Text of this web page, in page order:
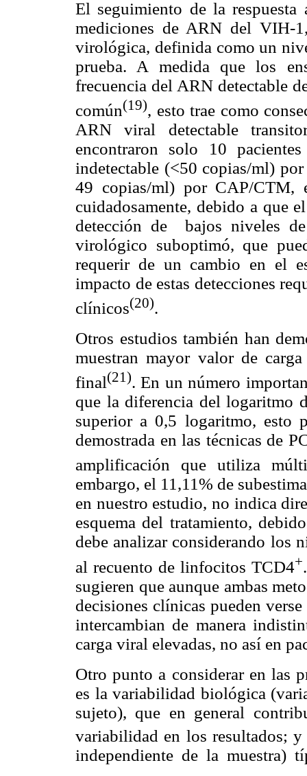
El seguimiento de la
mediciones de ARN del VIH-
virológica, definida como un
prueba. A medida que los
frecuencia del ARN detectable
común(19), esto trae como
ARN viral detectable
encontraron solo 10
indetectable (<50 copias/ml)
49 copias/ml) por CAP/CTM,
cuidadosamente, debido a que
detección de bajos niveles
virológico suboptimó, que
requerir de un cambio en el
impacto de estas detecciones
clínicos(20).
Otros estudios también han
muestran mayor valor de
final(21). En un número
que la diferencia del logaritmo
superior a 0,5 logaritmo, esto
demostrada en las técnicas de
amplificación que utiliza
embargo, el 11,11% de
en nuestro estudio, no indica
esquema del tratamiento,
debe analizar considerando los
al recuento de linfocitos TCD4+
sugieren que aunque ambas
decisiones clínicas pueden
intercambian de manera
carga viral elevadas, no así en
Otro punto a considerar en las
es la variabilidad biológica
sujeto), que en general
variabilidad en los resultados;
independiente de la muestra)